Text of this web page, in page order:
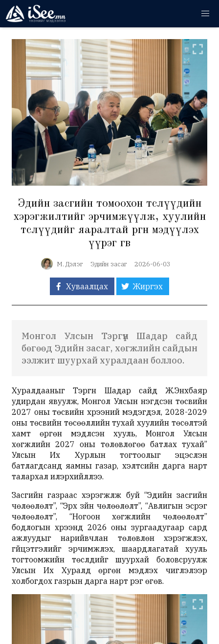
Эдийн засгийн томоохон төслүүдийн
хэрэгжилтийг эрчимжүүлж, хуулийн
төслүүдийг яаралтай өргөн мэдүүлэх
үүрэг өгөв
М. Дэлэг Эдийн засаг 2026-06-03
Хуваалцах Жиргэх
Монгол Улсын Тэргүүн Шадар сайд
бөгөөд Эдийн засаг, хөгжлийн сайдын
ээлжит шуурхай хуралдаан боллоо.
Хуралдааныг Тэргүүн Шадар сайд Ж.Энхбаяр
удирдан явуулж, Монгол Улсын нэгдсэн төсвийн
2027 оны төсвийн хүрээний мэдэгдэл, 2028-2029
оны төсвийн төсөөллийн тухай хуулийн төсөлтэй
хамт өргөн мэдүүлсэн хууль, Монгол Улсын
хөгжлийн 2027 оны төлөвлөгөө батлах тухай”
Улсын Их Хурлын тогтоолыг эцэслэн
батлагдсанд яамны газар, хэлтсийн дарга нарт
талархал илэрхийллээ.
Засгийн газраас хэрэгжүүлж буй “Эдийн засгийн
чөлөөлөлт”, “Эрх зүйн чөлөөлөлт”, “Авлигын эсрэг
чөлөөлөлт”, “Ногоон хөгжлийн чөлөөлөлт”
бодлогын хүрээнд 2026 оны зургаадугаар сард
ажлуудыг нарийвчлан төлөвлөн хэрэгжүүлэх,
гүйцэтгэлийг эрчимжүүлэх, шаардлагатай хууль
тогтоомжийн төслүүдийг шуурхай боловсруулж
Улсын Их Хуралд өргөн мэдүүлэх чиглэлээр
холбогдох газрын дарга нарт үүрэг өгөв.